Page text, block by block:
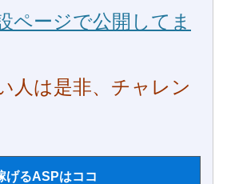
ページで公開してま
人は是非、チャレン
げるASPはココ